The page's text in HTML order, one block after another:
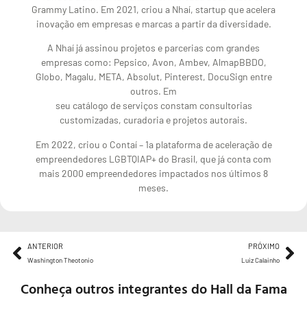
Grammy Latino. Em 2021, criou a Nhaí, startup que acelera
inovação em empresas e marcas a partir da diversidade.
A Nhaí já assinou projetos e parcerias com grandes
empresas como: Pepsico, Avon, Ambev, AlmapBBDO,
Globo, Magalu, META, Absolut, Pinterest, DocuSign entre
outros. Em
seu catálogo de serviços constam consultorias
customizadas, curadoria e projetos autorais.
Em 2022, criou o Contaí – 1a plataforma de aceleração de
empreendedores LGBTQIAP+ do Brasil, que já conta com
mais 2000 empreendedores impactados nos últimos 8
meses.
ANTERIOR
Washington Theotonio
PRÓXIMO
Luiz Calainho
Conheça outros integrantes do Hall da Fama